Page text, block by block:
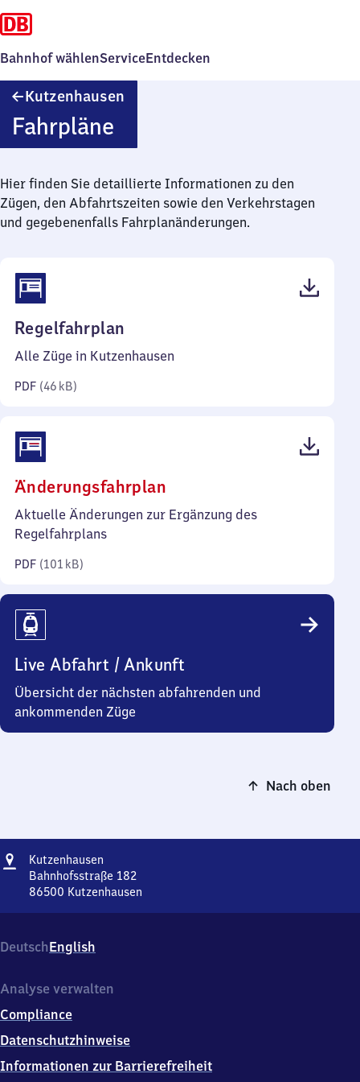
Bahnhof wählenServiceEntdecken
Kutzenhausen
Fahrpläne
Hier finden Sie detaillierte Informationen zu den
Zügen, den Abfahrtszeiten sowie den Verkehrstagen
und gegebenenfalls Fahrplanänderungen.
Regelfahrplan
46
Alle Züge in Kutzenhausen
PDF (46 kB)
Änderungsfahrplan
101
Aktuelle Änderungen zur Ergänzung des
Regelfahrplans
PDF (101 kB)
Live Abfahrt / Ankunft
Übersicht der nächsten abfahrenden und
ankommenden Züge
Nach oben
Adresse
Kutzenhausen
Bahnhofsstraße 182
86500 Kutzenhausen
182,
8
5
0
Kutzenhausen
DeutschEnglish
Analyse verwalten
Compliance
Datenschutzhinweise
Informationen zur Barrierefreiheit